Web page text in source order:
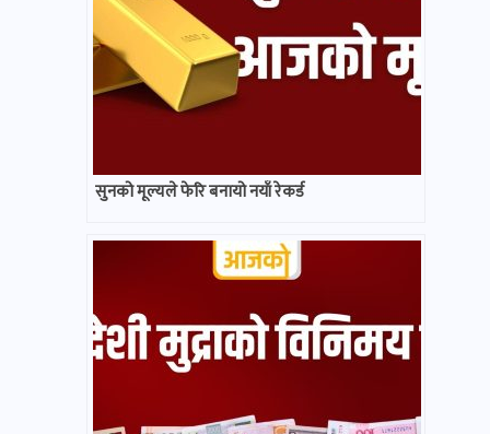
सुनको मूल्यले फेरि बनायो नयाँ रेकर्ड